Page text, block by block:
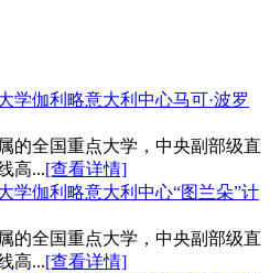
伽利略意大利中心马可·波罗
的全国重点大学，中央副部级直
高...[查看详情]
伽利略意大利中心“图兰朵”计
的全国重点大学，中央副部级直
高...[查看详情]